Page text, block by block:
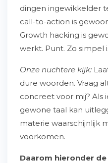
dingen ingewikkelder
call-to-action is
Growth hacking is
werkt. Punt. Zo simpel
Onze nuchtere kijk:
dure woorden. Vraag
concreet voor mij? Als
gewone taal kan
materie waarschijnlijk
voorkomen.
Daarom hieronder